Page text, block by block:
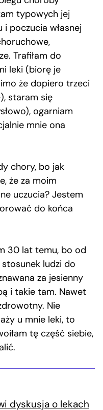
typowych jej
poczucia własnej
Trafiłam do
leki (biorę je
że dopiero trzeci
staram się
ogarniam
mnie ona
chory, bo jak
że za moim
uczucia? Jestem
do końca
30 lat temu, bo od
stosunek ludzi do
za jesienny
i takie tam. Nawet
Nie
u mnie leki, to
tę część siebie,
dyskusja o lekach